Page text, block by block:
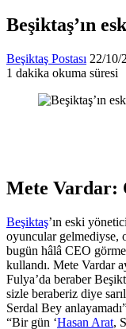
Beşiktaş’ın
Beşiktaş Postası Bir
e-
22/10/
1 dakika okuma süresi
Mete Vardar:
Beşiktaş’ın eski
oyuncular gelmediyse,
bugün hâlâ CEO
kullandı. Mete Vardar
Fulya’da beraber
sizle beraberiz diye
Serdal Bey
“Bir gün ‘Hasan Arat,